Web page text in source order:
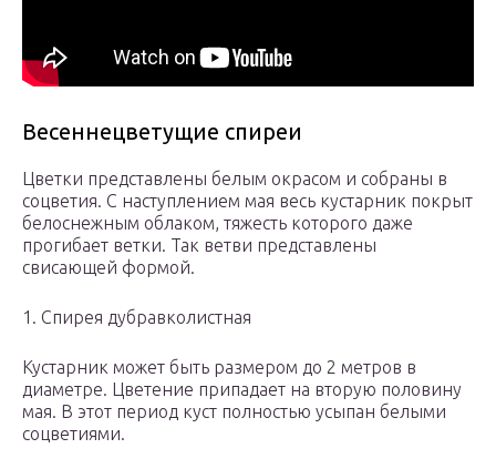
Весеннецветущие спиреи
Цветки представлены белым окрасом и собраны в
соцветия. С наступлением мая весь кустарник покрыт
белоснежным облаком, тяжесть которого даже
прогибает ветки. Так ветви представлены
свисающей формой.
1. Спирея дубравколистная
Кустарник может быть размером до 2 метров в
диаметре. Цветение припадает на вторую половину
мая. В этот период куст полностью усыпан белыми
соцветиями.